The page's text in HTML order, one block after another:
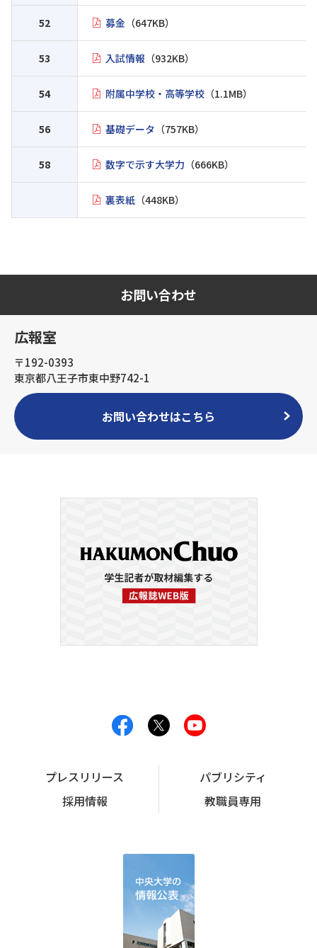
52 募金 （647KB）
53 入試情報 （932KB）
54 附属中学校・高等学校 （1.1MB）
56 基礎データ （757KB）
58 数字で示す大学力 （666KB）
裏表紙 （448KB）
お問い合わせ
広報室
〒192-0393
東京都八王子市東中野742-1
お問い合わせはこちら
プレスリリース
パブリシティ
採用情報
教職員専用